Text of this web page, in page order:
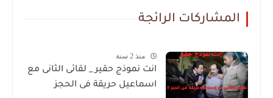
المشاركات الرائجة
منذ 2 سنة
انت نموذج حقير _ لقائى الثانى مع
اسماعيل حريقة فى الحجز